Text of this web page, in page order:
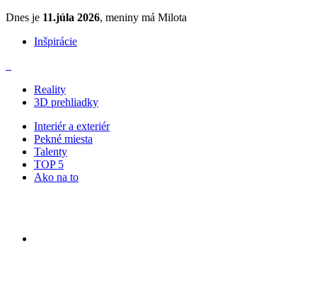
Dnes je 11.júla 2026, meniny má Milota
Inšpirácie
Reality
3D prehliadky
Interiér a exteriér
Pekné miesta
Talenty
TOP 5
Ako na to